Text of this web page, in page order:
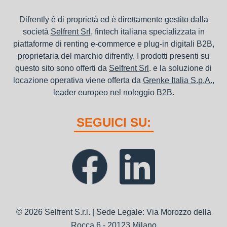
Difrently è di proprietà ed è direttamente gestito dalla
società Selfrent Srl , fintech italiana specializzata in
piattaforme di renting e-commerce e plug-in digitali B2B,
proprietaria del marchio difrently. I prodotti presenti su
questo sito sono offerti da Selfrent Srl . e la soluzione di
locazione operativa viene offerta da Grenke Italia S.p.A.,
leader europeo nel noleggio B2B.
SEGUICI SU:
© 2026 Selfrent S.r.l. | Sede Legale: Via Morozzo della
Rocca 6 - 20123 Milano